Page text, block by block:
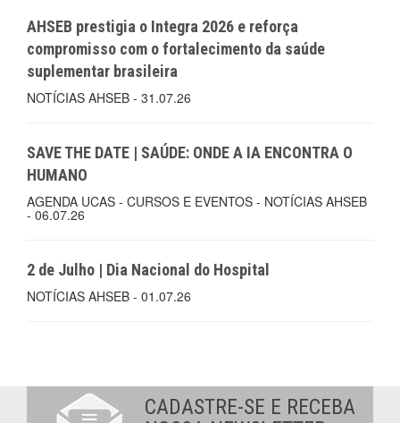
AHSEB prestigia o Integra 2026 e reforça
compromisso com o fortalecimento da saúde
suplementar brasileira
NOTÍCIAS AHSEB - 31.07.26
SAVE THE DATE | SAÚDE: ONDE A IA ENCONTRA O
HUMANO
AGENDA UCAS - CURSOS E EVENTOS - NOTÍCIAS AHSEB
- 06.07.26
2 de Julho | Dia Nacional do Hospital
NOTÍCIAS AHSEB - 01.07.26
CADASTRE-SE E RECEBA